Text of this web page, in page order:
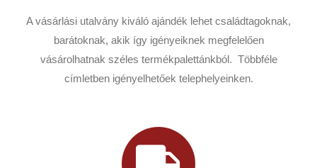
A vásárlási utalvány kiváló ajándék lehet családtagoknak,
barátoknak, akik így igényeiknek megfelelően
vásárolhatnak széles termékpalettánkból. Többféle
címletben igényelhetőek telephelyeinken.